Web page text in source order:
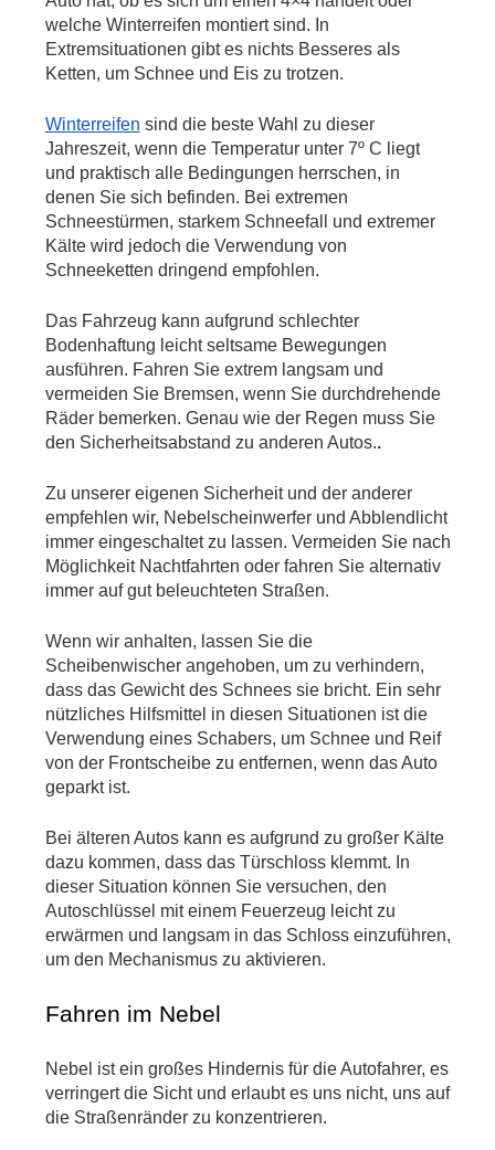
welche Winterreifen montiert sind. In
Extremsituationen gibt es nichts Besseres als
Ketten, um Schnee und Eis zu trotzen.
Winterreifen sind die beste Wahl zu dieser
Jahreszeit, wenn die Temperatur unter 7º C liegt
und praktisch alle Bedingungen herrschen, in
denen Sie sich befinden. Bei extremen
Schneestürmen, starkem Schneefall und extremer
Kälte wird jedoch die Verwendung von
Schneeketten dringend empfohlen.
Das Fahrzeug kann aufgrund schlechter
Bodenhaftung leicht seltsame Bewegungen
ausführen. Fahren Sie extrem langsam und
vermeiden Sie Bremsen, wenn Sie durchdrehende
Räder bemerken. Genau wie der Regen muss Sie
den Sicherheitsabstand zu anderen Autos..
Zu unserer eigenen Sicherheit und der anderer
empfehlen wir, Nebelscheinwerfer und Abblendlicht
immer eingeschaltet zu lassen. Vermeiden Sie nach
Möglichkeit Nachtfahrten oder fahren Sie alternativ
immer auf gut beleuchteten Straßen.
Wenn wir anhalten, lassen Sie die
Scheibenwischer angehoben, um zu verhindern,
dass das Gewicht des Schnees sie bricht. Ein sehr
nützliches Hilfsmittel in diesen Situationen ist die
Verwendung eines Schabers, um Schnee und Reif
von der Frontscheibe zu entfernen, wenn das Auto
geparkt ist.
Bei älteren Autos kann es aufgrund zu großer Kälte
dazu kommen, dass das Türschloss klemmt. In
dieser Situation können Sie versuchen, den
Autoschlüssel mit einem Feuerzeug leicht zu
erwärmen und langsam in das Schloss einzuführen,
um den Mechanismus zu aktivieren.
Fahren im Nebel
Nebel ist ein großes Hindernis für die Autofahrer, es
verringert die Sicht und erlaubt es uns nicht, uns auf
die Straßenränder zu konzentrieren.